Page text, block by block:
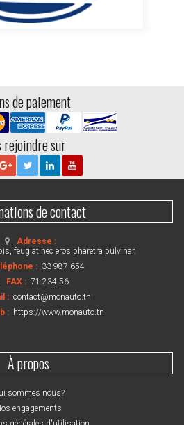
de paiement
rejoindre sur
de contact
Adresse :
feugiat nec eros pharetra pulvinar.
: 33 987 654
FAX :71 234 56
:contact@monauto.tn
: https://www.monauto.tn
À propos
sommes nous?
engagements